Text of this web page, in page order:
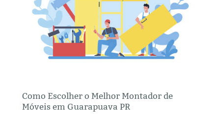
Como Escolher o Melhor Montador de
Móveis em Guarapuava PR